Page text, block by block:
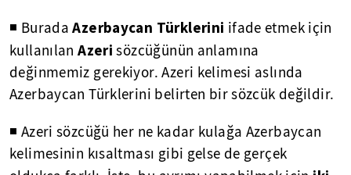
◾ BuradaAzerbaycan Türklerini ifade etmek için
kullanılanAzeri sözcüğünün anlamına
değinmemiz gerekiyor. Azeri kelimesi aslında
Azerbaycan Türklerini belirten bir sözcük değildir.
◾ Azeri sözcüğü her ne kadar kulağa Azerbaycan
kelimesinin kısaltması gibi gelse de gerçek